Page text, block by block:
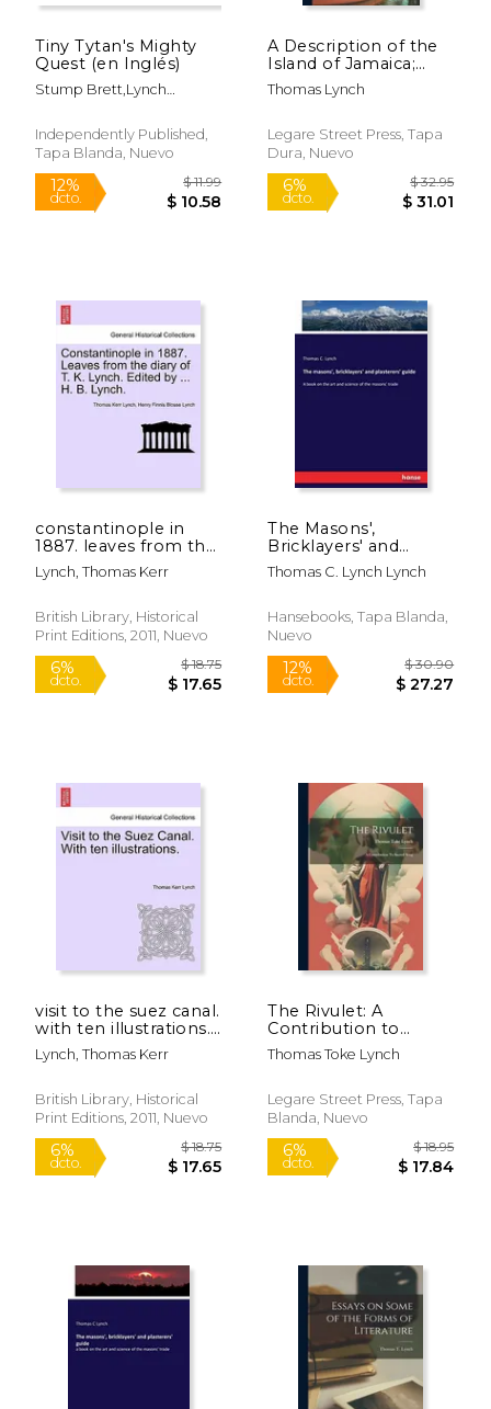
6%
dcto. $ 29.13
12%
Tiny Tytan's Mighty
Quest (en Inglés)
Stump Brett,Lynch
Independently Published,
Tapa Blanda, Nuevo
$ 10.58
A Description of the
Island of Jamaica;
With the Other Isles
and Territories in
the English Are
Related, Viz.
(en Inglés)
Thomas Lynch
Legare Street Press, Tapa
Dura, Nuevo
6%
dcto.
constantinople in
1887. leaves from the
diary of t. k. lynch.
edited by ... h. b.
Lynch, Thomas Kerr
British Library, Historical
Print Editions, 2011, Nuevo
The Masons',
Bricklayers' and
Plasterers' Guide: A
Book on the art and
Masons' Trade (en
Inglés)
Thomas C. Lynch Lynch
Hansebooks, Tapa Blanda,
Nuevo
visit to the suez canal.
with ten illustrations.
(en Inglés)
Lynch, Thomas Kerr
British Library, Historical
Print Editions, 2011, Nuevo
The Rivulet: A
Contribution to
Sacred Song (en
Inglés)
Thomas Toke Lynch
Legare Street Press, Tapa
Blanda, Nuevo